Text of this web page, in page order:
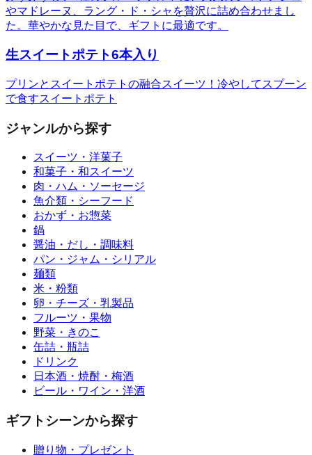
やマドレーヌ、ラング・ド・シャを贅沢に詰め合わせまし
た。華やかな見た目で、ギフトに最適です。
生スイートポテト6本入り
プリンとスイートポテトの融合スイーツ！冷やしてスプーン
で食すスイートポテト
ジャンルから探す
スイーツ・洋菓子
和菓子・和スイーツ
肉・ハム・ソーセージ
魚介類・シーフード
おかず・お惣菜
鍋
醤油・だし・調味料
パン・ジャム・シリアル
麺類
米・粉類
卵・チーズ・乳製品
フルーツ・果物
野菜・きのこ
缶詰・瓶詰
ドリンク
日本酒・焼酎・梅酒
ビール・ワイン・洋酒
ギフトシーンから探す
贈り物・プレゼント